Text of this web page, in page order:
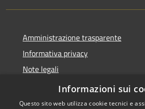
Amministrazione trasparente
Informativa privacy
Note legali
Dichiarazione di accessibilità
Informazioni sui
Questo sito web utilizza cookie tecnici e